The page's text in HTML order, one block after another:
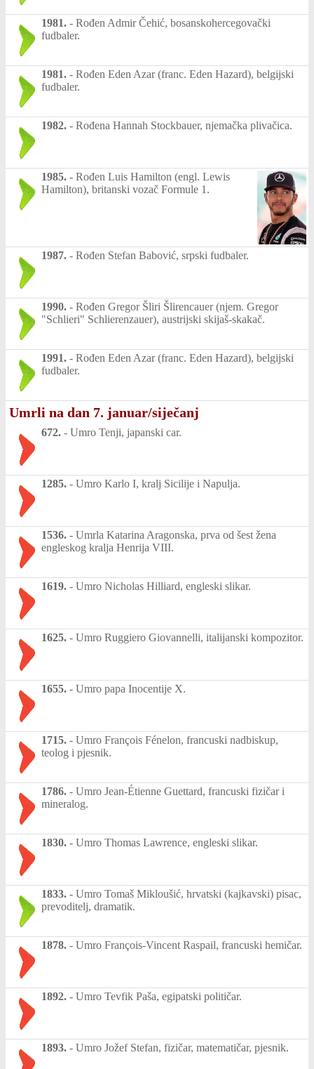
1981. - Rođen Admir Čehić, bosanskohercegovački
fudbaler.
1981. - Rođen Eden Azar (franc. Eden Hazard), belgijski
fudbaler.
1982. - Rođena Hannah Stockbauer, njemačka plivačica.
1985. - Rođen Luis Hamilton (engl. Lewis
Hamilton), britanski vozač Formule 1.
1987. - Rođen Stefan Babović, srpski fudbaler.
1990. - Rođen Gregor Šliri Šlirencauer (njem. Gregor
"Schlieri" Schlierenzauer), austrijski skijaš-skakač.
1991. - Rođen Eden Azar (franc. Eden Hazard), belgijski
fudbaler.
Umrli na dan 7. januar/siječanj
672. - Umro Tenji, japanski car.
1285. - Umro Karlo I, kralj Sicilije i Napulja.
1536. - Umrla Katarina Aragonska, prva od šest žena
engleskog kralja Henrija VIII.
1619. - Umro Nicholas Hilliard, engleski slikar.
1625. - Umro Ruggiero Giovannelli, italijanski kompozitor.
1655. - Umro papa Inocentije X.
1715. - Umro François Fénelon, francuski nadbiskup,
teolog i pjesnik.
1786. - Umro Jean-Étienne Guettard, francuski fizičar i
mineralog.
1830. - Umro Thomas Lawrence, engleski slikar.
1833. - Umro Tomaš Mikloušić, hrvatski (kajkavski) pisac,
prevoditelj, dramatik.
1878. - Umro François-Vincent Raspail, francuski hemičar.
1892. - Umro Tevfik Paša, egipatski političar.
1893. - Umro Jožef Stefan, fizičar, matematičar, pjesnik.